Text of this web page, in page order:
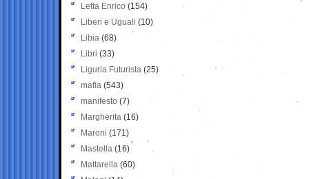
Letta Enrico (154)
Liberi e Uguali (10)
Libia (68)
Libri (33)
Liguria Futurista (25)
mafia (543)
manifesto (7)
Margherita (16)
Maroni (171)
Mastella (16)
Mattarella (60)